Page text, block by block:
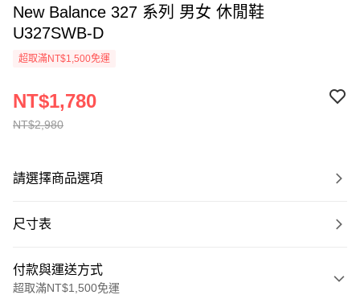
New Balance 327 系列 男女 休閒鞋
U327SWB-D
超取滿NT$1,500免運
NT$2,980
NT$1,780
請選擇商品選項
尺寸表
付款與運送方式
超取滿NT$1,500免運